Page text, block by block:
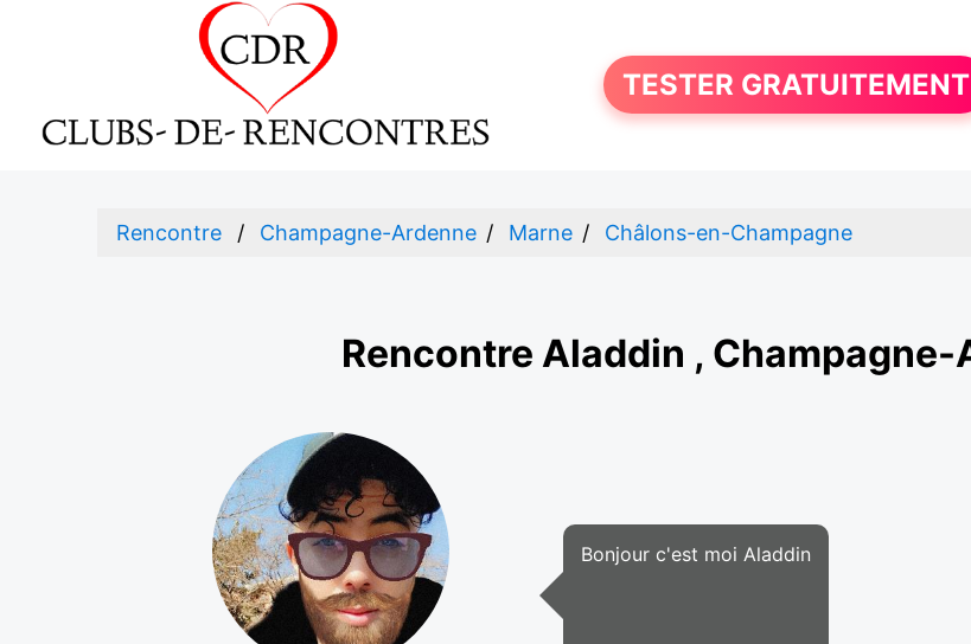
TESTER GRATUITEMENT
Rencontre Champagne-Ardenne Marne Châlons-en-Champagne
Rencontre Aladdin , Champagne-
Bonjour c'est moi Aladdin